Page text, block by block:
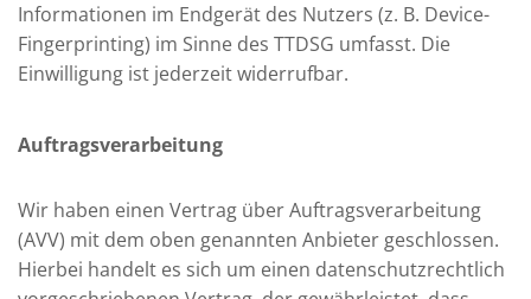
Informationen im Endgerät des Nutzers (z. B. Device-
Fingerprinting) im Sinne des TTDSG umfasst. Die
Einwilligung ist jederzeit widerrufbar.
Auftragsverarbeitung
Wir haben einen Vertrag über Auftragsverarbeitung
(AVV) mit dem oben genannten Anbieter geschlossen.
Hierbei handelt es sich um einen datenschutzrechtlich